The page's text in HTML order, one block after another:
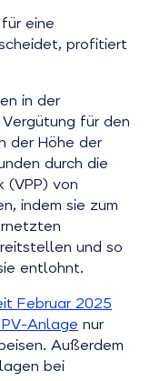
eine
profitiert
in der
für den
der Höhe der
durch die
(VPP) von
indem sie zum
und so
entlohnt.
Februar 2025
Anlage nur
Außerdem
bei